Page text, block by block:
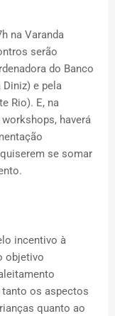
na Varanda
serão
do Banco
e pela
Rio). E, na
haverá
se somar
incentivo à
objetivo
tanto os aspectos
quanto ao